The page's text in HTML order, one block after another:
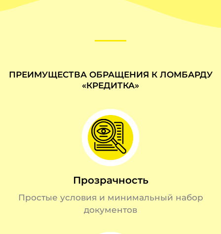
ПРЕИМУЩЕСТВА ОБРАЩЕНИЯ К ЛОМБАРДУ
«КРЕДИТКА»
Прозрачность
Простые условия и минимальный набор
документов